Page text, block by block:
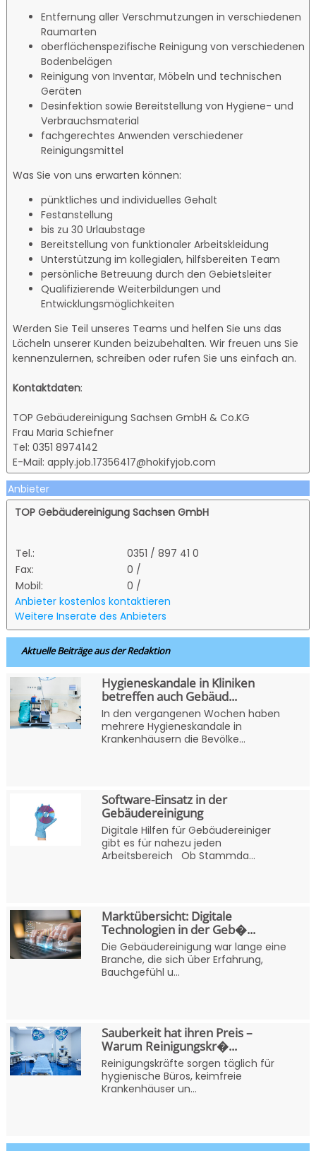
Entfernung aller Verschmutzungen in verschiedenen
Raumarten
oberflächenspezifische Reinigung von verschiedenen
Bodenbelägen
Reinigung von Inventar, Möbeln und technischen
Geräten
Desinfektion sowie Bereitstellung von Hygiene- und
Verbrauchsmaterial
fachgerechtes Anwenden verschiedener
Reinigungsmittel
Was Sie von uns erwarten können:
pünktliches und individuelles Gehalt
Festanstellung
bis zu 30 Urlaubstage
Bereitstellung von funktionaler Arbeitskleidung
Unterstützung im kollegialen, hilfsbereiten Team
persönliche Betreuung durch den Gebietsleiter
Qualifizierende Weiterbildungen und
Entwicklungsmöglichkeiten
Werden Sie Teil unseres Teams und helfen Sie uns das
Lächeln unserer Kunden beizubehalten. Wir freuen uns Sie
kennenzulernen, schreiben oder rufen Sie uns einfach an.
Kontaktdaten:
TOP Gebäudereinigung Sachsen GmbH & Co.KG
Frau Maria Schiefner
Tel: 0351 8974142
E-Mail: apply.job.17356417@hokifyjob.com
Anbieter
TOP Gebäudereinigung Sachsen GmbH
Tel.:
0351 / 897 41 0
Fax:
0 /
Mobil:
0 /
Anbieter kostenlos kontaktieren
Weitere Inserate des Anbieters
Aktuelle Beiträge aus der Redaktion
Hygieneskandale in Kliniken
betreffen auch Gebäud...
In den vergangenen Wochen haben
mehrere Hygieneskandale in
Krankenhäusern die Bevölke...
Software-Einsatz in der
Gebäudereinigung
Digitale Hilfen für Gebäudereiniger
gibt es für nahezu jeden
Arbeitsbereich Ob Stammda...
Marktübersicht: Digitale
Technologien in der Geb�...
Die Gebäudereinigung war lange eine
Branche, die sich über Erfahrung,
Bauchgefühl u...
Sauberkeit hat ihren Preis –
Warum Reinigungskr�...
Reinigungskräfte sorgen täglich für
hygienische Büros, keimfreie
Krankenhäuser un...